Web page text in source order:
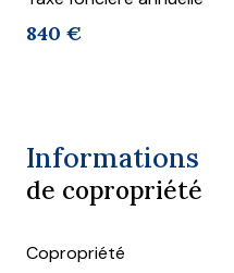
840 €
Informations
de copropriété
Copropriété